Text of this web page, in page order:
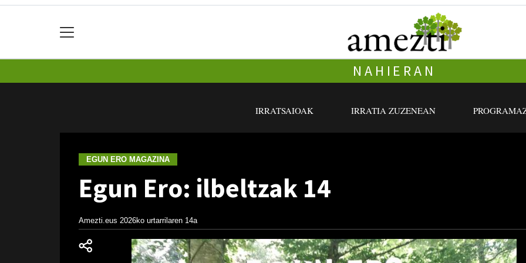
NAHIERAN
IRRATSAIOAK IRRATIA ZUZENEAN
EGUN ERO MAGAZINA
Egun Ero: ilbeltzak 14
Amezti.eus 2026ko urtarrilaren 14a